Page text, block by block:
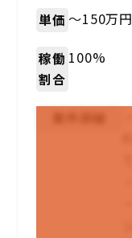
単価 〜150万円
稼働
割合
100%
案件詳細